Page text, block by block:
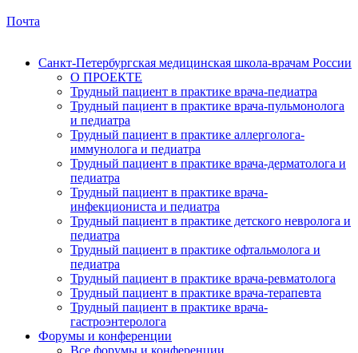
Почта
Санкт-Петербургская медицинская школа-врачам России
О ПРОЕКТЕ
Трудный пациент в практике врача-педиатра
Трудный пациент в практике врача-пульмонолога
и педиатра
Трудный пациент в практике аллерголога-
иммунолога и педиатра
Трудный пациент в практике врача-дерматолога и
педиатра
Трудный пациент в практике врача-
инфекциониста и педиатра
Трудный пациент в практике детского невролога и
педиатра
Трудный пациент в практике офтальмолога и
педиатра
Трудный пациент в практике врача-ревматолога
Трудный пациент в практике врача-терапевта
Трудный пациент в практике врача-
гастроэнтеролога
Форумы и конференции
Все форумы и конференции